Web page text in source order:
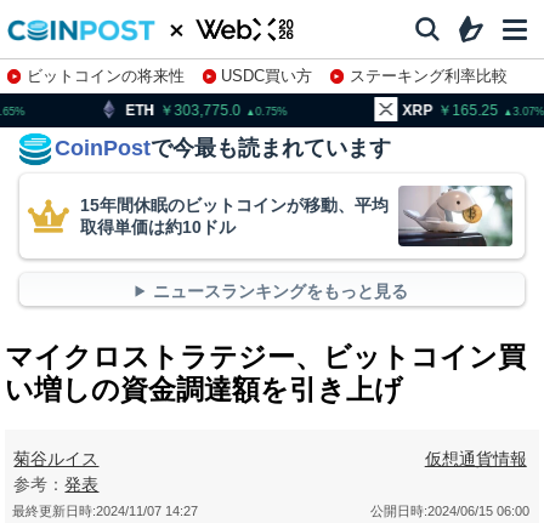
ビットコインの将来性 USDC買い方
ステーキング利率比較
株特集・関連銘柄
303,775.0 0.75 XRP 3.07 BNB
CoinPostで今最も読まれています
15年間休眠のビットコインが移動、平均
取得単価は約10ドル
ニュースランキングをもっと見る
マイクロストラテジー、ビットコイン買
い増しの資金調達額を引き上げ
菊谷ルイス
参考：発表
仮想通貨情報
公開日時:2024/06/15 06:00
最終更新日時:2024/11/07 14:27